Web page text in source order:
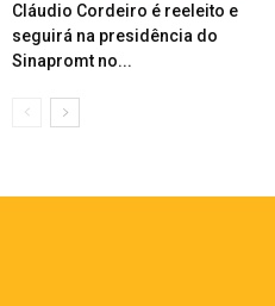
Cláudio Cordeiro é reeleito e
seguirá na presidência do
Sinapromt no...